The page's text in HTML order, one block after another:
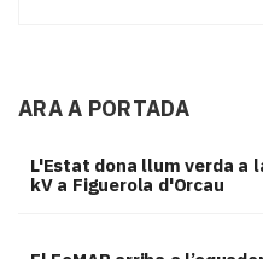
ARA A PORTADA
L'Estat dona llum verda a
kV a Figuerola d'Orcau